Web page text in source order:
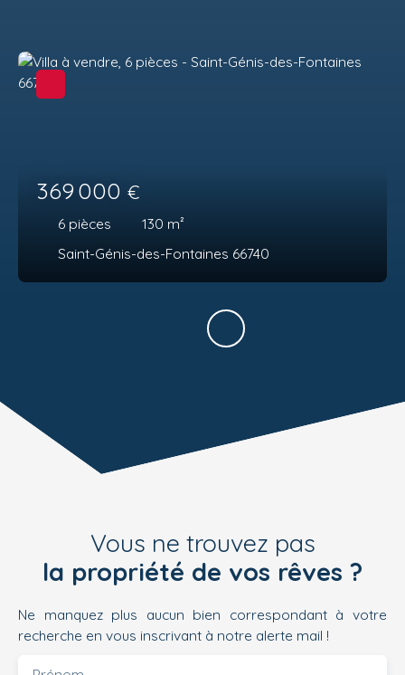
369 000 €
6 pièces 130 m²
Saint-Génis-des-Fontaines 66740
Vous ne trouvez pas
la propriété de vos rêves ?
Ne manquez plus aucun bien correspondant à votre
recherche en vous inscrivant à notre alerte mail !